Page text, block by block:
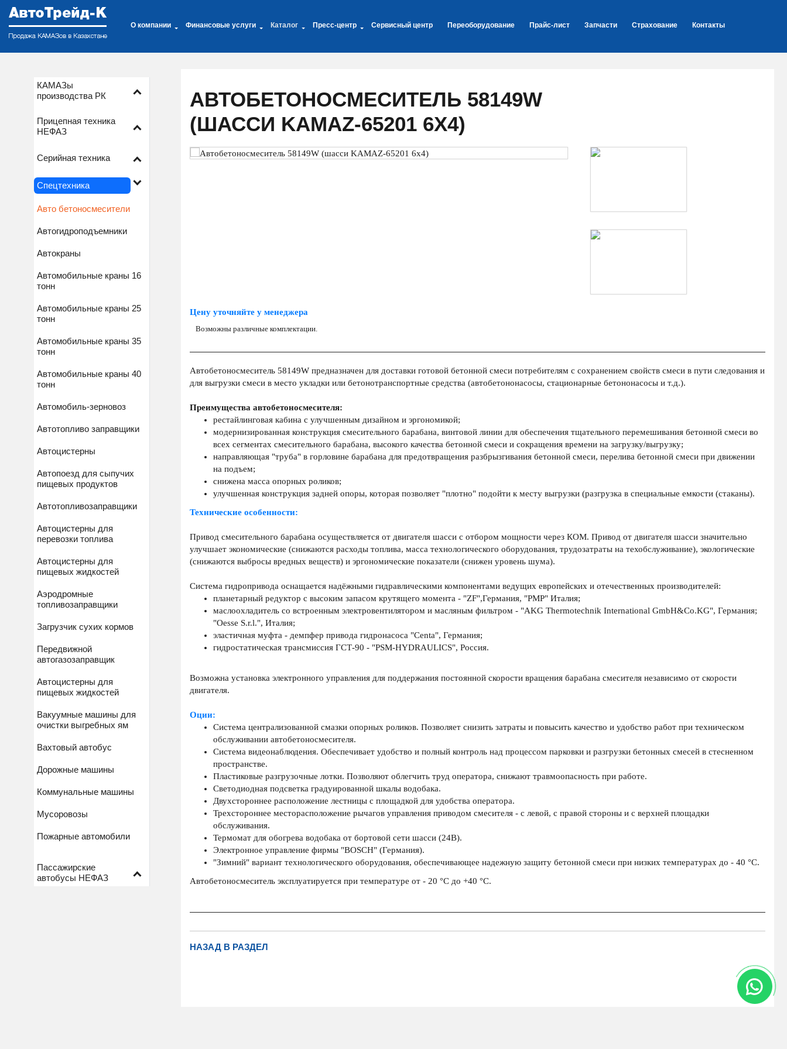
О компании Финансовые услуги Каталог Пресс-центр Сервисный центр Переоборудование Прайс-лист Запчасти Страхование Контакты
КАМАЗы
производства РК
Прицепная техника
НЕФАЗ
Серийная техника
Спецтехника
Авто бетоносмесители
Автогидроподъемники
Автокраны
Автомобильные краны 16
тонн
Автомобильные краны 25
тонн
Автомобильные краны 35
тонн
Автомобильные краны 40
тонн
Автомобиль-зерновоз
Автотопливо заправщики
Автоцистерны
Автопоезд для сыпучих
пищевых продуктов
Автотопливозаправщики
Автоцистерны для
перевозки топлива
Автоцистерны для
пищевых жидкостей
Аэродромные
топливозаправщики
Загрузчик сухих кормов
Передвижной
автогазозаправщик
Автоцистерны для
пищевых жидкостей
Вакуумные машины для
очистки выгребных ям
Вахтовый автобус
Дорожные машины
Коммунальные машины
Мусоровозы
Пожарные автомобили
Пассажирские
автобусы НЕФАЗ
АВТОБЕТОНОСМЕСИТЕЛЬ 58149W
(ШАССИ KAMAZ-65201 6Х4)
Цену уточняйте у менеджера
Возможны различные комплектации.
Автобетоносмеситель 58149W предназначен для доставки готовой бетонной смеси потребителям с сохранением свойств смеси в пути следования и
для выгрузки смеси в место укладки или бетонотранспортные средства (автобетононасосы, стационарные бетононасосы и т.д.).
Преимущества автобетоносмесителя:
рестайлинговая кабина с улучшенным дизайном и эргономикой;
модернизированная конструкция смесительного барабана, винтовой линии для обеспечения тщательного перемешивания бетонной смеси во
всех сегментах смесительного барабана, высокого качества бетонной смеси и сокращения времени на загрузку/выгрузку;
направляющая "труба" в горловине барабана для предотвращения разбрызгивания бетонной смеси, перелива бетонной смеси при движении
на подъем;
снижена масса опорных роликов;
улучшенная конструкция задней опоры, которая позволяет "плотно" подойти к месту выгрузки (разгрузка в специальные емкости (стаканы).
Технические особенности:
Привод смесительного барабана осуществляется от двигателя шасси с отбором мощности через КОМ. Привод от двигателя шасси значительно
улучшает экономические (снижаются расходы топлива, масса технологического оборудования, трудозатраты на техобслуживание), экологические
(снижаются выбросы вредных веществ) и эргономические показатели (снижен уровень шума).
Система гидропривода оснащается надёжными гидравлическими компонентами ведущих европейских и отечественных производителей:
планетарный редуктор с высоким запасом крутящего момента - "ZF",Германия, "РМР" Италия;
маслоохладитель со встроенным электровентилятором и масляным фильтром - "AKG Thermotechnik International GmbH&Co.KG", Германия;
"Oesse S.r.l.", Италия;
эластичная муфта - демпфер привода гидронасоса "Centa", Германия;
гидростатическая трансмиссия ГСТ-90 - "PSM-HYDRAULICS", Россия.
Возможна установка электронного управления для поддержания постоянной скорости вращения барабана смесителя независимо от скорости
двигателя.
Оции:
Система централизованной смазки опорных роликов. Позволяет снизить затраты и повысить качество и удобство работ при техническом
обслуживании автобетоносмесителя.
Система видеонаблюдения. Обеспечивает удобство и полный контроль над процессом парковки и разгрузки бетонных смесей в стесненном
пространстве.
Пластиковые разгрузочные лотки. Позволяют облегчить труд оператора, снижают травмоопасность при работе.
Светодиодная подсветка градуированной шкалы водобака.
Двухстороннее расположение лестницы с площадкой для удобства оператора.
Трехстороннее месторасположение рычагов управления приводом смесителя - с левой, с правой стороны и с верхней площадки
обслуживания.
Термомат для обогрева водобака от бортовой сети шасси (24В).
Электронное управление фирмы "BOSCH" (Германия).
"Зимний" вариант технологического оборудования, обеспечивающее надежную защиту бетонной смеси при низких температурах до - 40 °С.
Автобетоносмеситель эксплуатируется при температуре от - 20 °С до +40 °С.
НАЗАД В РАЗДЕЛ